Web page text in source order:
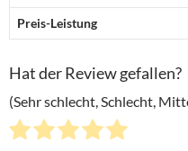
Preis-Leistung
Hat der Review gefallen?
(Sehr schlecht, Schlecht,